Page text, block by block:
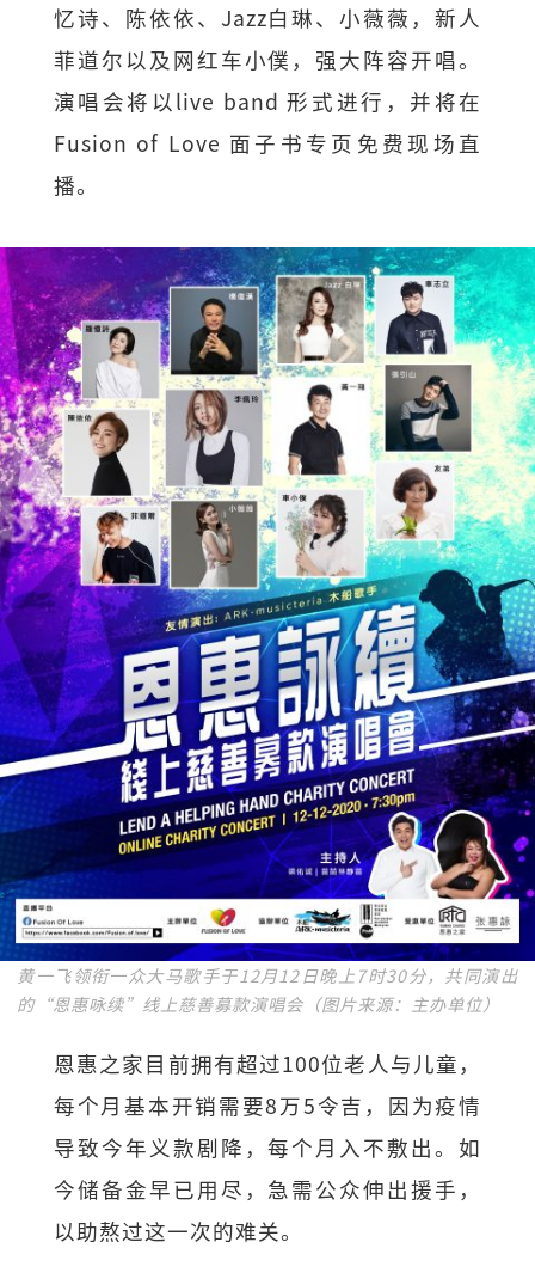
忆诗、陈依依、Jazz白琳、小薇薇，新人
菲道尔以及网红车小僕，强大阵容开唱。
演唱会将以live band 形式进行，并将在
Fusion of Love 面子书专页免费现场直
播。
黄一飞领衔一众大马歌手于12月12日晚上7时30分，共同演出
的“恩惠咏续”线上慈善募款演唱会（图片来源：主办单位）
恩惠之家目前拥有超过100位老人与儿童，
每个月基本开销需要8万5令吉，因为疫情
导致今年义款剧降，每个月入不敷出。如
今储备金早已用尽，急需公众伸出援手，
以助熬过这一次的难关。